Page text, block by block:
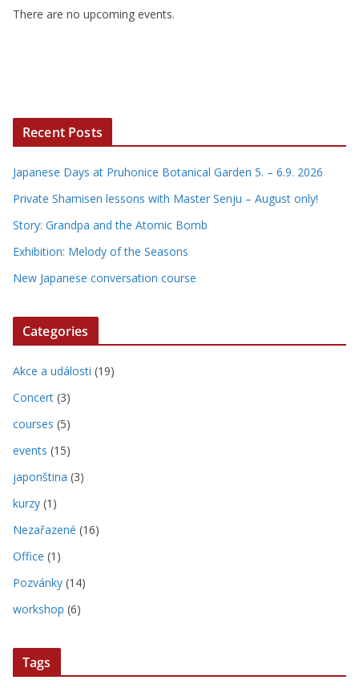
There are no upcoming events.
Recent Posts
Japanese Days at Pruhonice Botanical Garden 5. – 6.9. 2026
Private Shamisen lessons with Master Senju – August only!
Story: Grandpa and the Atomic Bomb
Exhibition: Melody of the Seasons
New Japanese conversation course
Categories
Akce a události (19)
Concert (3)
courses (5)
events (15)
japonština (3)
kurzy (1)
Nezařazené (16)
Office (1)
Pozvánky (14)
workshop (6)
Tags